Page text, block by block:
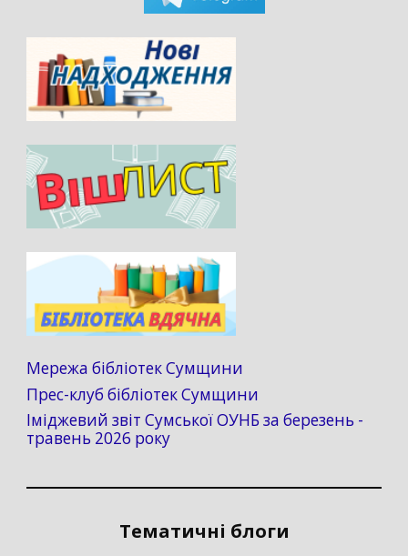
Мережа бібліотек Сумщини
Прес-клуб бібліотек Сумщини
Іміджевий звіт Сумської ОУНБ за березень -
травень 2026 року
Тематичні блоги